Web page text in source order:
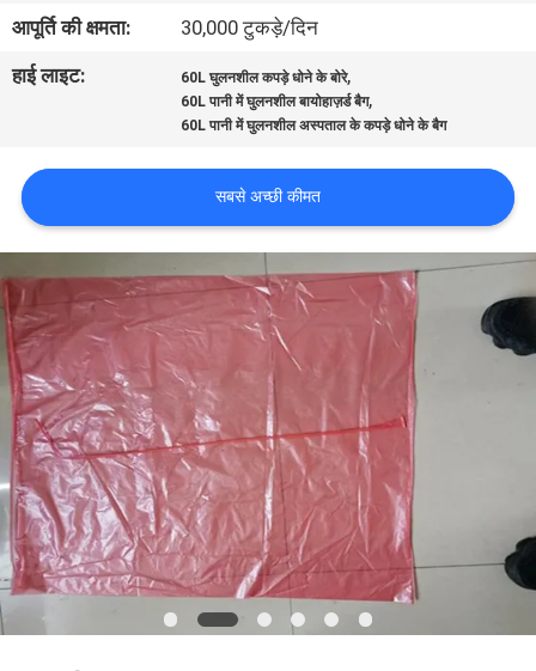
समाचार
मांगें
साइटमैप
PRIVACY
POLICY
आपूर्ति की क्षमता:
30,000 टुकड़े/दिन
हाई लाइट:
60L घुलनशील कपड़े धोने के बोरे,
60L पानी में घुलनशील बायोहाज़र्ड बैग,
60L पानी में घुलनशील अस्पताल के कपड़े धोने के बैग
सबसे अच्छी कीमत